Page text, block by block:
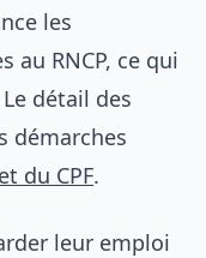
les
RNCP, ce qui
détail des
démarches
du CPF.
leur emploi